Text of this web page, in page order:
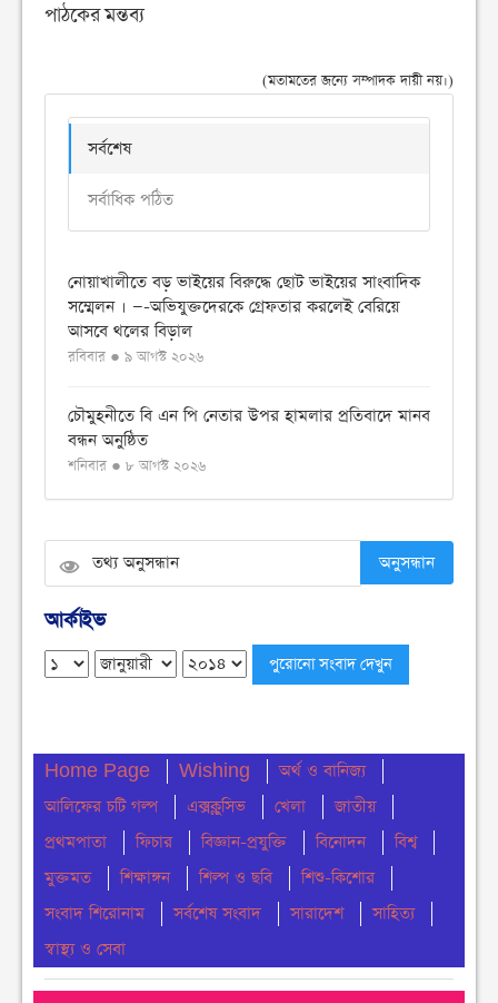
পাঠকের মন্তব্য
(মতামতের জন্যে সম্পাদক দায়ী নয়।)
সর্বশেষ
সর্বাধিক পঠিত
নোয়াখালীতে বড় ভাইয়ের বিরুদ্ধে ছোট ভাইয়ের সাংবাদিক
সম্মেলন । —-অভিযুক্তদেরকে গ্রেফতার করলেই বেরিয়ে
আসবে থলের বিড়াল
রবিবার ● ৯ আগস্ট ২০২৬
চৌমুহনীতে বি এন পি নেতার উপর হামলার প্রতিবাদে মানব
বন্ধন অনুষ্ঠিত
শনিবার ● ৮ আগস্ট ২০২৬
বিএনপি নেতার উপর হামলার প্রতিবাদে চৌমুহনীতে
বিক্ষোভ মিছিল অনুষ্ঠিত
শনিবার ● ৮ আগস্ট ২০২৬
শুক্রবার ● ৭ আগস্ট ২০২৬
চৌমুহনীতে ১২কেজি গাঁজা ও একটি সিএনজি সহ আটক ১
শুক্রবার ● ৭ আগস্ট ২০২৬
চৌমুহনীতে সন্ত্রাসীদের গুলিতে হকার্স কাশেম ও ব্যবসায়ী
ইয়াছিন গুলিবিদ্ধ
শুক্রবার ● ৭ আগস্ট ২০২৬
অনুসন্ধান
আর্কাইভ
Home Page Wishing
অর্থ ও বানিজ্য
আলিফের চটি গল্প
এক্সক্লুসিভ খেলা
জাতীয়
প্রথমপাতা
ফিচার বিজ্ঞান-প্রযুক্তি বিনোদন
বিশ্ব
মুক্তমত
শিক্ষাঙ্গন শিল্প ও ছবি
শিশু-কিশোর
সংবাদ শিরোনাম
সর্বশেষ সংবাদ সারাদেশ
সাহিত্য
স্বাস্থ্য ও সেবা